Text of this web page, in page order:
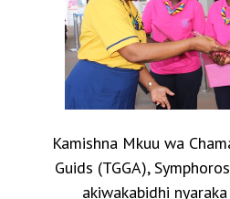
Kamishna Mkuu wa
Guids (TGGA),
akiwakabidhi